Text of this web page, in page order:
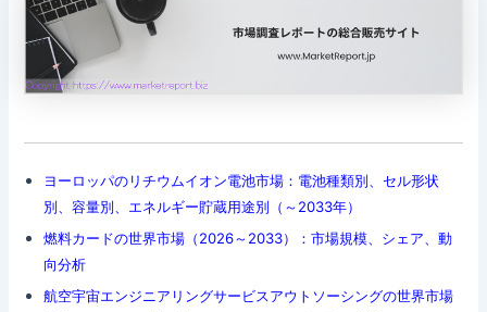
ヨーロッパのリチウムイオン電池市場：電池種類別、セル形状
別、容量別、エネルギー貯蔵用途別（～2033年）
燃料カードの世界市場（2026～2033）：市場規模、シェア、動
向分析
航空宇宙エンジニアリングサービスアウトソーシングの世界市場